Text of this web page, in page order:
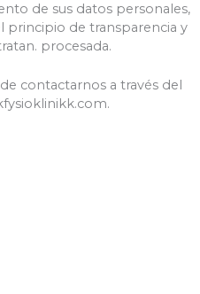
de sus datos personales,
de transparencia y
procesada.
contactarnos a través del